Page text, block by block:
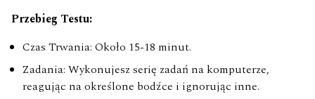
Przebieg Testu:
Czas Trwania: Około 15-18 minut.
Zadania: Wykonujesz serię zadań na komputerze,
reagując na określone bodźce i ignorując inne.